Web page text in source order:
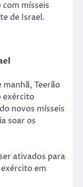
mísseis
de Israel.
Teerão
exército
novos mísseis
soar os
ativados para
em